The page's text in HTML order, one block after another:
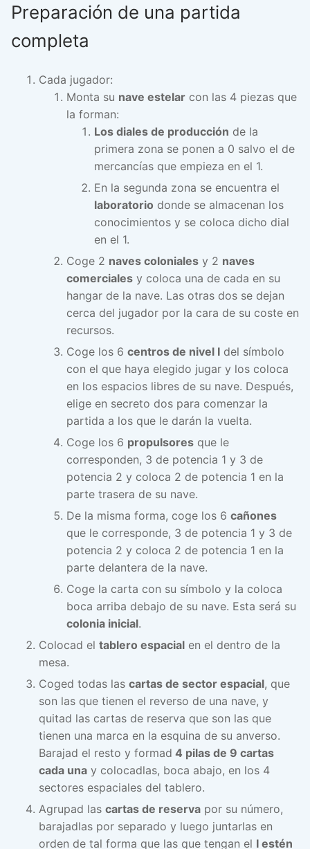
Preparación de una partida
completa
Cada jugador:
Monta su nave estelar con las 4 piezas que
la forman:
Los diales de producción de la
primera zona se ponen a 0 salvo el de
mercancías que empieza en el 1.
En la segunda zona se encuentra el
laboratorio donde se almacenan los
conocimientos y se coloca dicho dial
en el 1.
Coge 2 naves coloniales y 2 naves
comerciales y coloca una de cada en su
hangar de la nave. Las otras dos se dejan
cerca del jugador por la cara de su coste en
recursos.
Coge los 6 centros de nivel I del símbolo
con el que haya elegido jugar y los coloca
en los espacios libres de su nave. Después,
elige en secreto dos para comenzar la
partida a los que le darán la vuelta.
Coge los 6 propulsores que le
corresponden, 3 de potencia 1 y 3 de
potencia 2 y coloca 2 de potencia 1 en la
parte trasera de su nave.
De la misma forma, coge los 6 cañones
que le corresponde, 3 de potencia 1 y 3 de
potencia 2 y coloca 2 de potencia 1 en la
parte delantera de la nave.
Coge la carta con su símbolo y la coloca
boca arriba debajo de su nave. Esta será su
colonia inicial.
Colocad el tablero espacial en el dentro de la
mesa.
Coged todas las cartas de sector espacial, que
son las que tienen el reverso de una nave, y
quitad las cartas de reserva que son las que
tienen una marca en la esquina de su anverso.
Barajad el resto y formad 4 pilas de 9 cartas
cada una y colocadlas, boca abajo, en los 4
sectores espaciales del tablero.
Agrupad las cartas de reserva por su número,
barajadlas por separado y luego juntarlas en
orden de tal forma que las que tengan el I estén